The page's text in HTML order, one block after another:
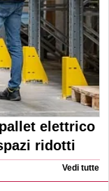
elettrico
ridotti
Vedi tutte